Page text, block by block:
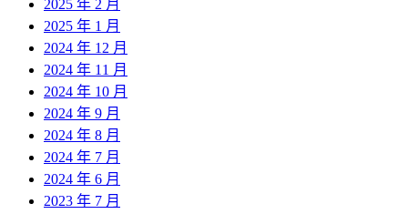
2025 年 2 月
2025 年 1 月
2024 年 12 月
2024 年 11 月
2024 年 10 月
2024 年 9 月
2024 年 8 月
2024 年 7 月
2024 年 6 月
2023 年 7 月